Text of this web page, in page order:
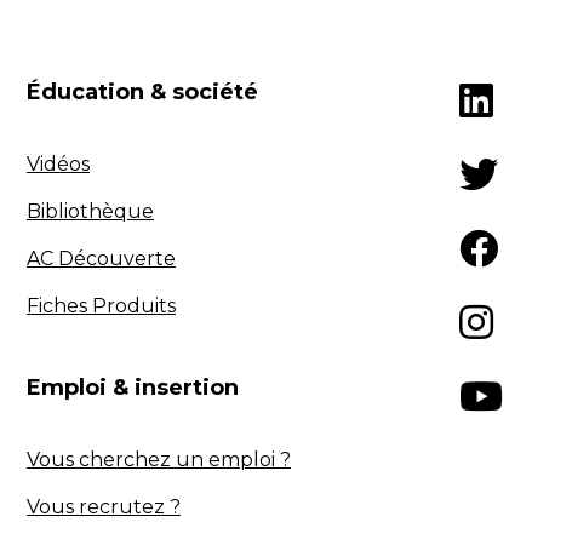
Éducation & société
Vidéos
Bibliothèque
AC Découverte
Fiches Produits
Emploi & insertion
Vous cherchez un emploi ?
Vous recrutez ?